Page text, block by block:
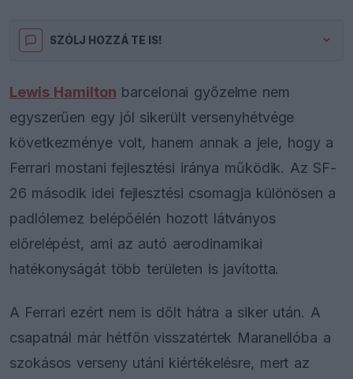
SZÓLJ HOZZÁ TE IS!
Lewis Hamilton barcelonai győzelme nem
egyszerűen egy jól sikerült versenyhétvége
következménye volt, hanem annak a jele, hogy a
Ferrari mostani fejlesztési iránya működik. Az SF-
26 második idei fejlesztési csomagja különösen a
padlólemez belépőélén hozott látványos
előrelépést, ami az autó aerodinamikai
hatékonyságát több területen is javította.
A Ferrari ezért nem is dőlt hátra a siker után. A
csapatnál már hétfőn visszatértek Maranellóba a
szokásos verseny utáni kiértékelésre, mert az